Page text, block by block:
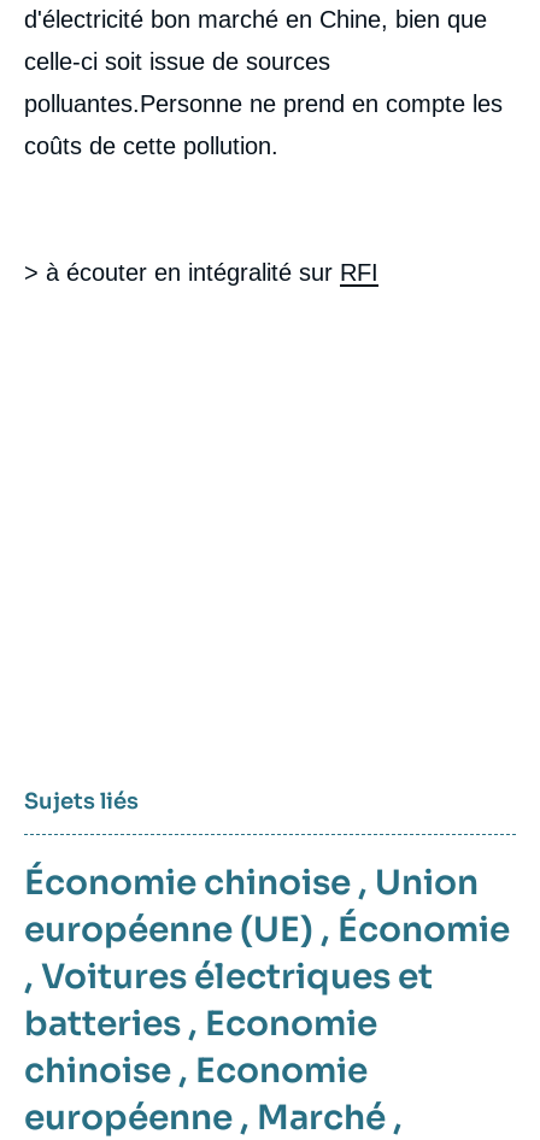
d'électricité bon marché en Chine, bien que
celle-ci soit issue de sources
polluantes.Personne ne prend en compte les
coûts de cette pollution.
> à écouter en intégralité sur RFI
Sujets liés
Économie chinoise , Union
européenne (UE) , Économie
, Voitures électriques et
batteries , Economie
chinoise , Economie
européenne , Marché ,